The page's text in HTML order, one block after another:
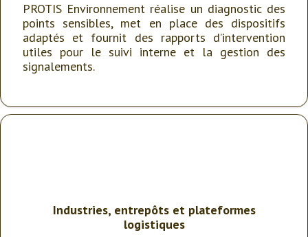
PROTIS Environnement réalise un diagnostic des
points sensibles, met en place des dispositifs
adaptés et fournit des rapports d’intervention
utiles pour le suivi interne et la gestion des
signalements.
Industries, entrepôts et plateformes
logistiques